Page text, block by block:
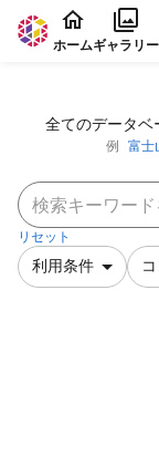
本文に飛ぶ
ホームギャラリー
全てのデータベ
例 富士
リセット
利用条件